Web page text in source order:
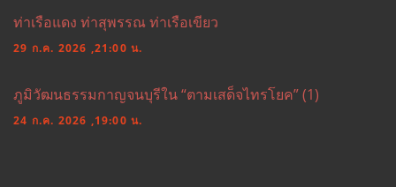
ท่าเรือแดง ท่าสุพรรณ ท่าเรือเขียว
29 ก.ค. 2026 ,21:00 น.
ภูมิวัฒนธรรมกาญจนบุรีใน “ตามเสด็จไทรโยค” (1)
24 ก.ค. 2026 ,19:00 น.